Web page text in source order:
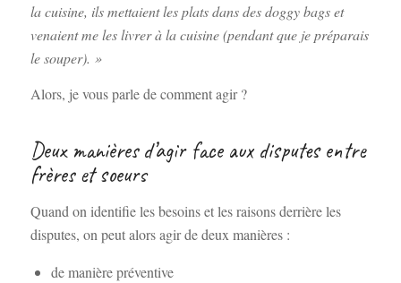
la cuisine, ils mettaient les plats dans des doggy bags et
venaient me les livrer à la cuisine (pendant que je préparais
le souper). »
Alors, je vous parle de comment agir ?
Deux manières d’agir face aux disputes entre
frères et soeurs
Quand on identifie les besoins et les raisons derrière les
disputes, on peut alors agir de deux manières :
de manière préventive